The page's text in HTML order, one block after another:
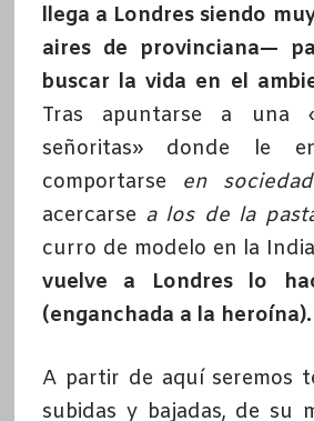
llega a Londres siendo
aires de provinciana—
buscar la vida en el
Tras apuntarse a una
señoritas» donde le
comportarse en sociedad
acercarsea los de la
curro de modelo en la
vuelve a Londres lo
(enganchada a la heroína).
A partir de aquí seremos
subidas y bajadas, de su